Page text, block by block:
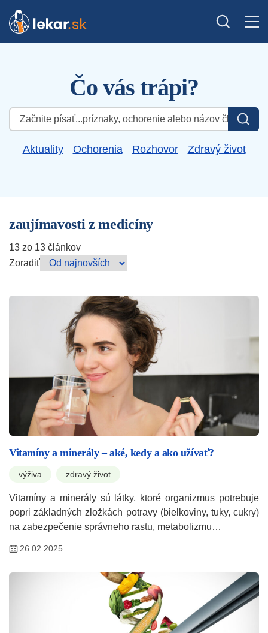
Čo vás trápi?
Hľadať:
Aktuality Ochorenia Rozhovor Zdravý život
zaujímavosti z medicíny
13 zo 13 článkov
Zoradiť
Vitamíny a minerály – aké, kedy a ako užívať?
výživa zdravý život
Vitamíny a minerály sú látky, ktoré organizmus potrebuje
popri základných zložkách potravy (bielkoviny, tuky, cukry)
na zabezpečenie správneho rastu, metabolizmu…
26.02.2025